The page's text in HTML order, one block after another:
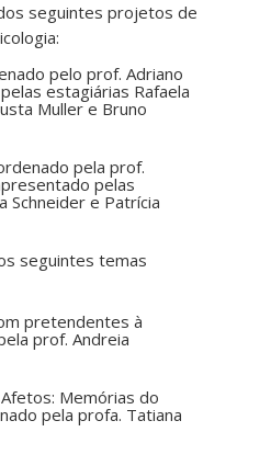
seguintes projetos de
pelo prof. Adriano
estagiárias Rafaela
Muller e Bruno
pela prof.
pelas
Schneider e Patrícia
seguintes temas
pretendentes à
prof. Andreia
Memórias do
pela profa. Tatiana